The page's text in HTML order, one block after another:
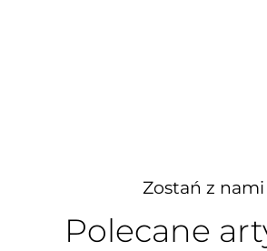
Zostań z nami
Polecane